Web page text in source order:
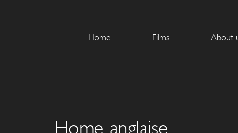
Home Films About
Home anglaise